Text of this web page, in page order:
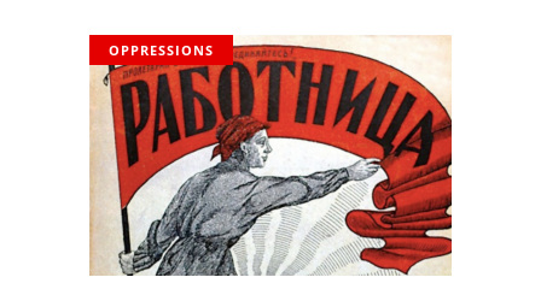
OPPRESSIONS